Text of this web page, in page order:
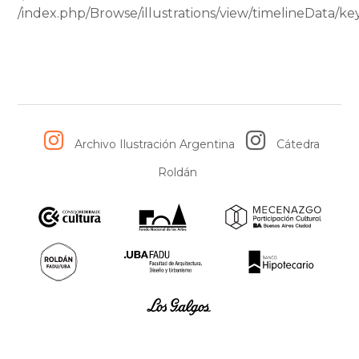
/index.php/Browse/illustrations/view/timelineData/
Archivo Ilustración Argentina
Cátedra
Roldán